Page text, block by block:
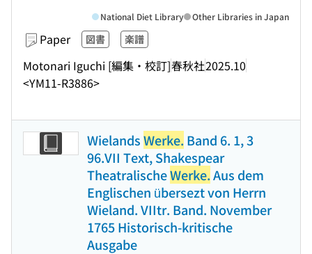
Paper 図書 楽譜
Motonari Iguchi [編集・校訂]春秋社2025.10
<YM11-R3886>
National Diet Library Other Libraries in Japan
WielandsWerke. Band 6. 1, 3
96.VII Text, Shakespear
TheatralischeWerke.Aus dem
Englischen übersezt von Herrn
Wieland. VIItr. Band. November
1765 Historisch-kritische
Ausgabe